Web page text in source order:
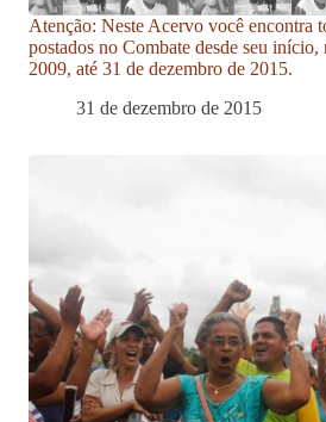
Atenção: Neste Acervo você encontra
postados no Combate desde seu
2009, até 31 de dezembro de 2015.
31 de dezembro de 2015